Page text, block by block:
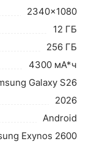
2340x1080
12 ГБ
256 ГБ
4300 мА*ч
Galaxy S26
2026
Android
Exynos 2600